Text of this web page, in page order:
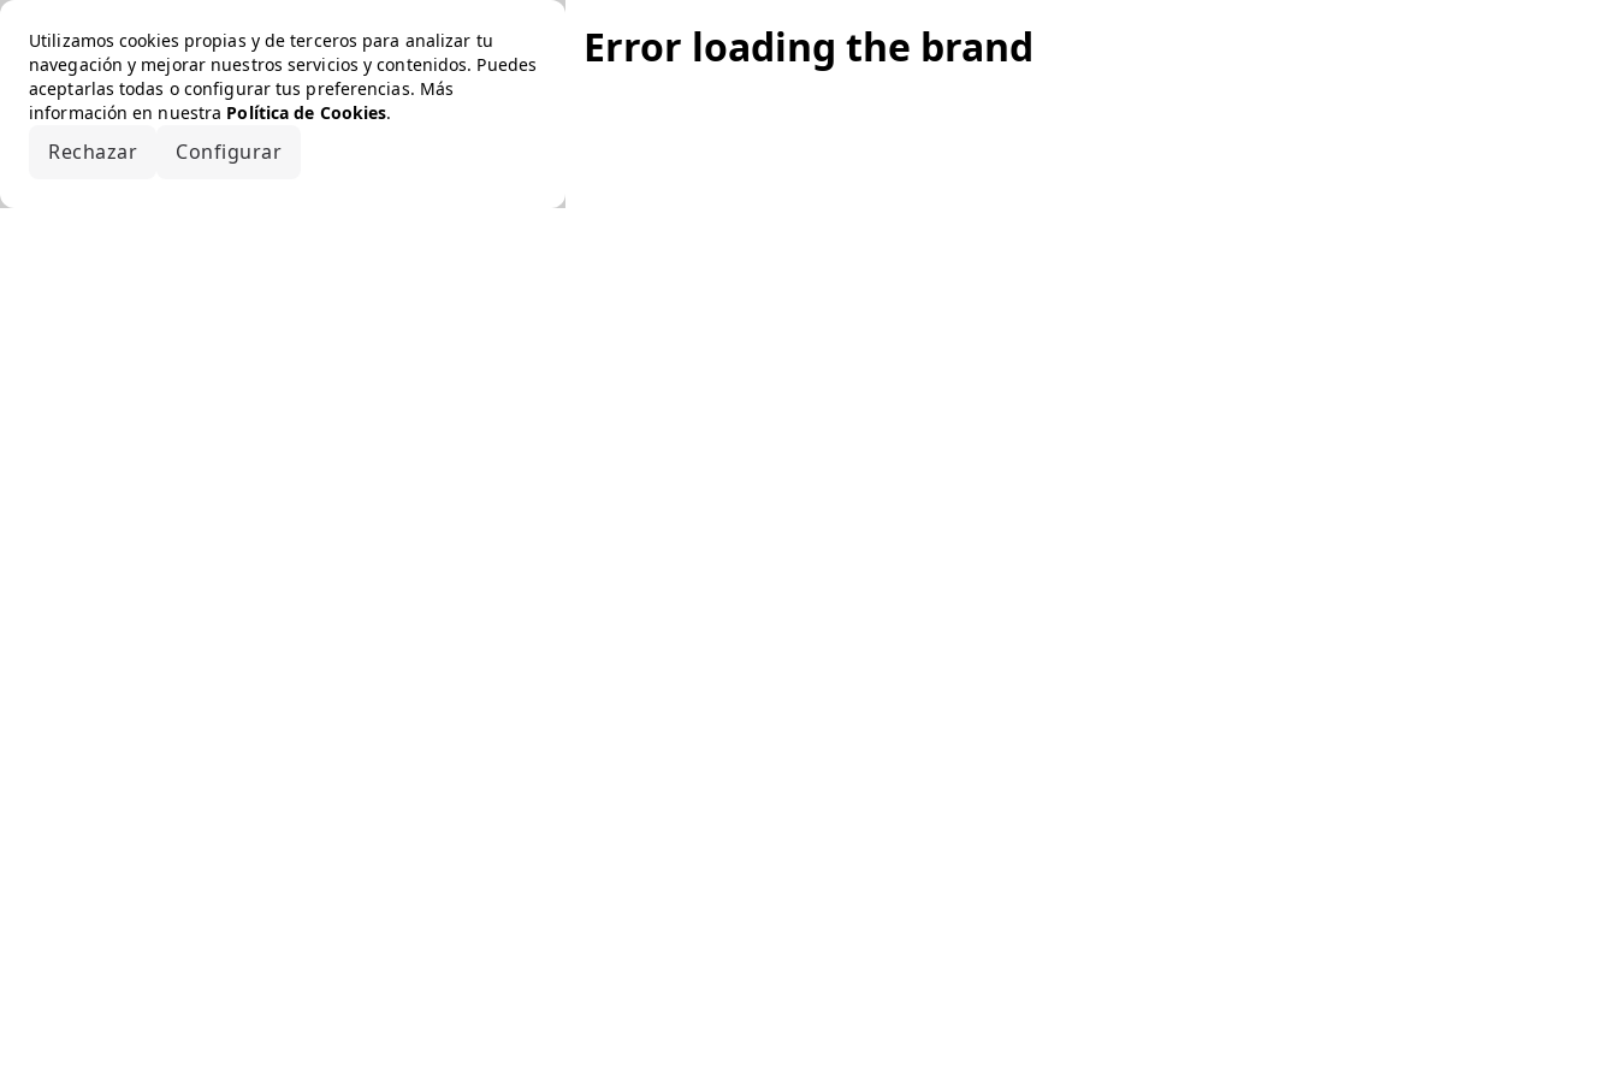
Utilizamos cookies propias y de terceros para analizar tu
navegación y mejorar nuestros servicios y contenidos. Puedes
aceptarlas todas o configurar tus preferencias. Más
información en nuestra Política de Cookies.
Rechazar Configurar
Error loading the brand